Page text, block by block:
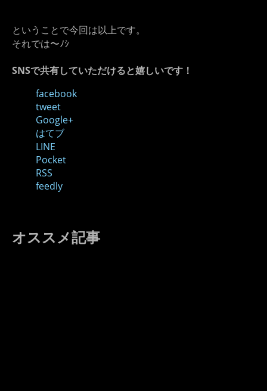
ということで今回は以上です。
それでは〜ﾉｼ
SNSで共有していただけると嬉しいです！
facebook
tweet
Google+
はてブ
LINE
Pocket
RSS
feedly
オススメ記事